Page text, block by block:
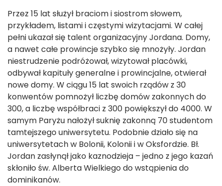
Przez 15 lat służył braciom i siostrom słowem,
przykładem, listami i częstymi wizytacjami. W całej
pełni ukazał się talent organizacyjny Jordana. Domy,
a nawet całe prowincje szybko się mnożyły. Jordan
niestrudzenie podróżował, wizytował placówki,
odbywał kapituły generalne i prowincjalne, otwierał
nowe domy. W ciągu 15 lat swoich rządów z 30
konwentów pomnożył liczbę domów zakonnych do
300, a liczbę współbraci z 300 powiększył do 4000. W
samym Paryżu nałożył suknię zakonną 70 studentom
tamtejszego uniwersytetu. Podobnie działo się na
uniwersytetach w Bolonii, Kolonii i w Oksfordzie. Bł.
Jordan zasłynął jako kaznodzieja – jedno z jego kazań
skłoniło św. Alberta Wielkiego do wstąpienia do
dominikanów.